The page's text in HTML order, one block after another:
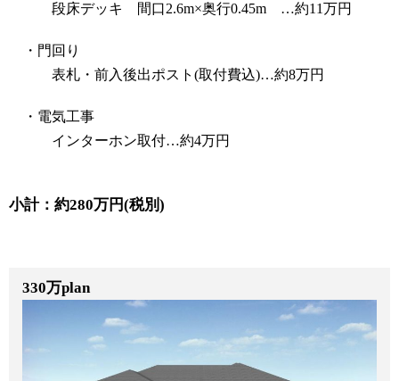
段床デッキ 間口2.6m×奥行0.45m …約11万円
・門回り
表札・前入後出ポスト(取付費込)…約8万円
・電気工事
インターホン取付…約4万円
小計：約280万円(税別)
330万plan